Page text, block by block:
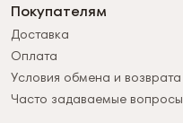
Покупателям
Доставка
Оплата
Условия обмена и возврата
Часто задаваемые вопросы